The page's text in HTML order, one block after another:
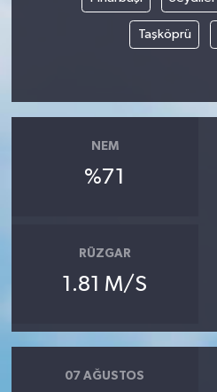
Taşköprü
NEM
%71
RÜZGAR
1.81 M/S
07 AĞUSTOS